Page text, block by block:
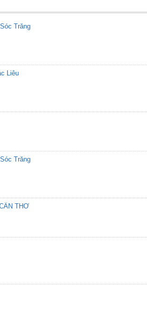
Trăng
Liêu
Trăng
THƠ